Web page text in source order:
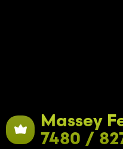
Massey
7480 /